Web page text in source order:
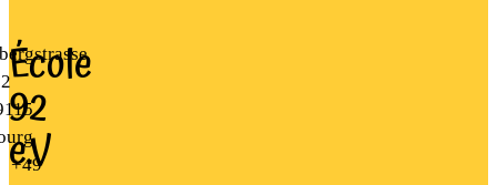
École
92
e.V
+49